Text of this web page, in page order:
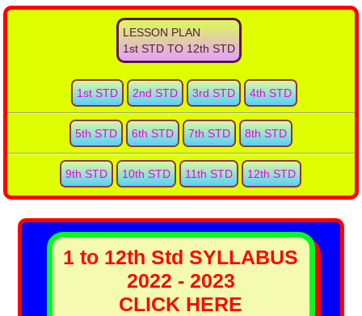
LESSON PLAN
1st STD TO 12th STD
1st STD 2nd STD 3rd STD 4th STD
5th STD 6th STD 7th STD 8th STD
9th STD 10th STD 11th STD 12th STD
1 to 12th Std SYLLABUS
2022 - 2023
CLICK HERE